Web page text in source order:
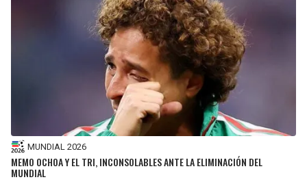
MUNDIAL 2026
MEMO OCHOA Y EL TRI, INCONSOLABLES ANTE LA ELIMINACIÓN DEL
MUNDIAL